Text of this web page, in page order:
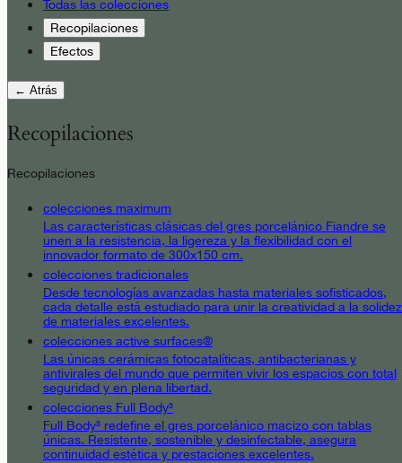
Todas las colecciones
Recopilaciones
Efectos
← Atrás
Recopilaciones
Recopilaciones
colecciones maximum
Las características clásicas del gres porcelánico Fiandre se
unen a la resistencia, la ligereza y la flexibilidad con el
innovador formato de 300x150 cm.
colecciones tradicionales
Desde tecnologías avanzadas hasta materiales sofisticados,
cada detalle está estudiado para unir la creatividad a la solidez
de materiales excelentes.
colecciones active surfaces®
Las únicas cerámicas fotocatalíticas, antibacterianas y
antivirales del mundo que permiten vivir los espacios con total
seguridad y en plena libertad.
colecciones Full Body³
Full Body³ redefine el gres porcelánico macizo con tablas
únicas. Resistente, sostenible y desinfectable, asegura
continuidad estética y prestaciones excelentes.